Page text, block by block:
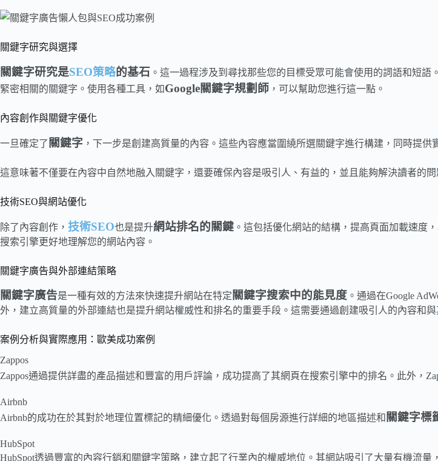
關鍵字研究與選擇
關鍵字研究是SEO策略的基石 。這一過程涉及到尋找那些您的目標受眾可能會使用的詞語和短
緊密相關的關鍵字。使用各種工具，如Google關鍵字規劃師 ，可以幫助您進行這一點。
內容創作與關鍵字優化
一旦確定了 關鍵字 ，下一步是創建高質量的內容。這些內容應當圍繞所選關鍵字進行構建，同時提供
這意味著不僅要在內容中自然地融入關鍵字，還要確保內容是吸引人、有益的，並且能夠解決讀者的問
技術SEO與網站優化
除了內容創作， 技術SEO也是提升網站排名的關鍵 。這包括優化網站的結構，提高頁面加載速度
搜索引擎更好地理解您的網站內容。
關鍵字廣告與外部連結策略
關鍵字廣告是一種有效的方法來快速提升網站在特定 關鍵字搜索中的能見度 。通過在Google
外，建立高質量的外部連結也是提升網站權威性和排名的重要手段。這需要通過創建吸引人的內容和
案例分析與實際應用：歐美成功案例
Zappos
Zappos通過提供詳盡的產品描述和豐富的用戶評論，成功提高了其網頁在搜索引擎中的排名。此外，
Airbnb
Airbnb的成功在於其對於地理位置標記的精細優化。透過對每個房源進行詳細的地區描述和 關鍵字標
HubSpot
HubSpot透過豐富的內容行銷和關鍵字策略，建立起了行業內的權威地位。其網站吸引了大量有機流量